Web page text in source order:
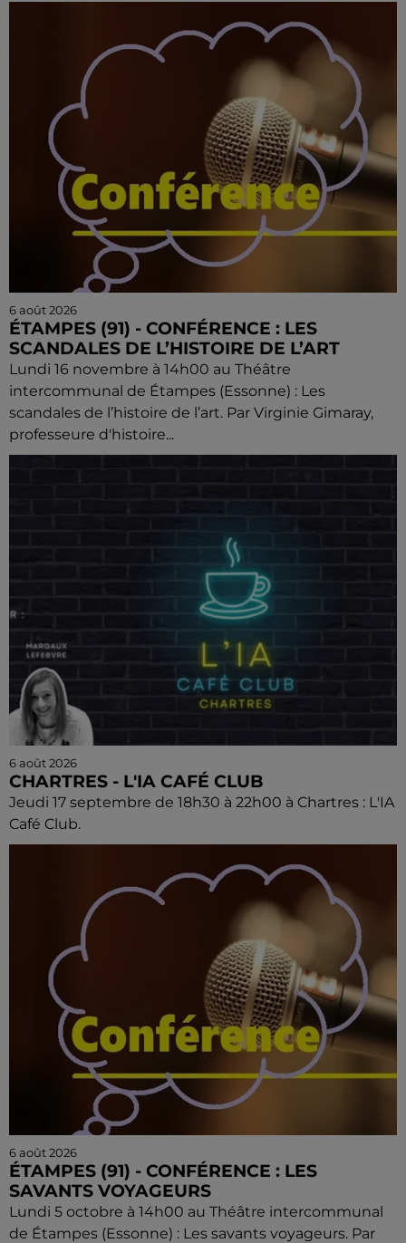
6 août 2026
ÉTAMPES (91) - CONFÉRENCE : LES
SCANDALES DE L’HISTOIRE DE L’ART
Lundi 16 novembre à 14h00 au Théâtre
intercommunal de Étampes (Essonne) : Les
scandales de l’histoire de l’art. Par Virginie Gimaray,
professeure d'histoire...
6 août 2026
CHARTRES - L'IA CAFÉ CLUB
Jeudi 17 septembre de 18h30 à 22h00 à Chartres : L'IA
Café Club.
6 août 2026
ÉTAMPES (91) - CONFÉRENCE : LES
SAVANTS VOYAGEURS
Lundi 5 octobre à 14h00 au Théâtre intercommunal
de Étampes (Essonne) : Les savants voyageurs. Par